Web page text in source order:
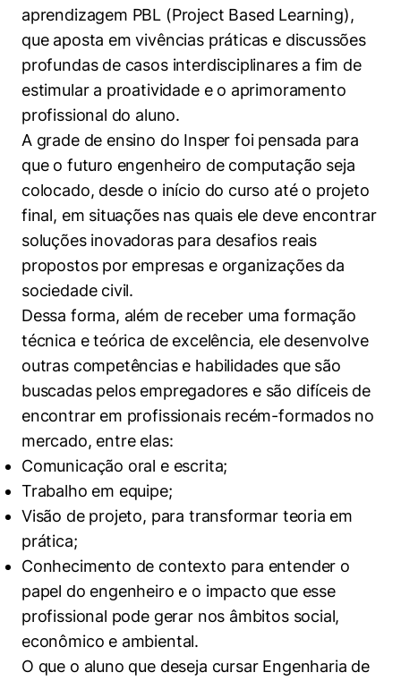
aprendizagem PBL (Project Based Learning),
que aposta em vivências práticas e discussões
profundas de casos interdisciplinares a fim de
estimular a proatividade e o aprimoramento
profissional do aluno.
A grade de ensino do Insper foi pensada para
que o futuro engenheiro de computação seja
colocado, desde o início do curso até o projeto
final, em situações nas quais ele deve encontrar
soluções inovadoras para desafios reais
propostos por empresas e organizações da
sociedade civil.
Dessa forma, além de receber uma formação
técnica e teórica de excelência, ele desenvolve
outras competências e habilidades que são
buscadas pelos empregadores e são difíceis de
encontrar em profissionais recém-formados no
mercado, entre elas:
Comunicação oral e escrita;
Trabalho em equipe;
Visão de projeto, para transformar teoria em
prática;
Conhecimento de contexto para entender o
papel do engenheiro e o impacto que esse
profissional pode gerar nos âmbitos social,
econômico e ambiental.
O que o aluno que deseja cursar Engenharia de